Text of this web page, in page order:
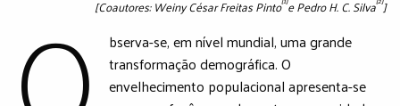
[Coautores: Weiny César Freitas Pinto e Pedro H. C. Silva ]
bserva-se, em nível mundial, uma grande
transformação demográfica. O
envelhecimento populacional apresenta-se